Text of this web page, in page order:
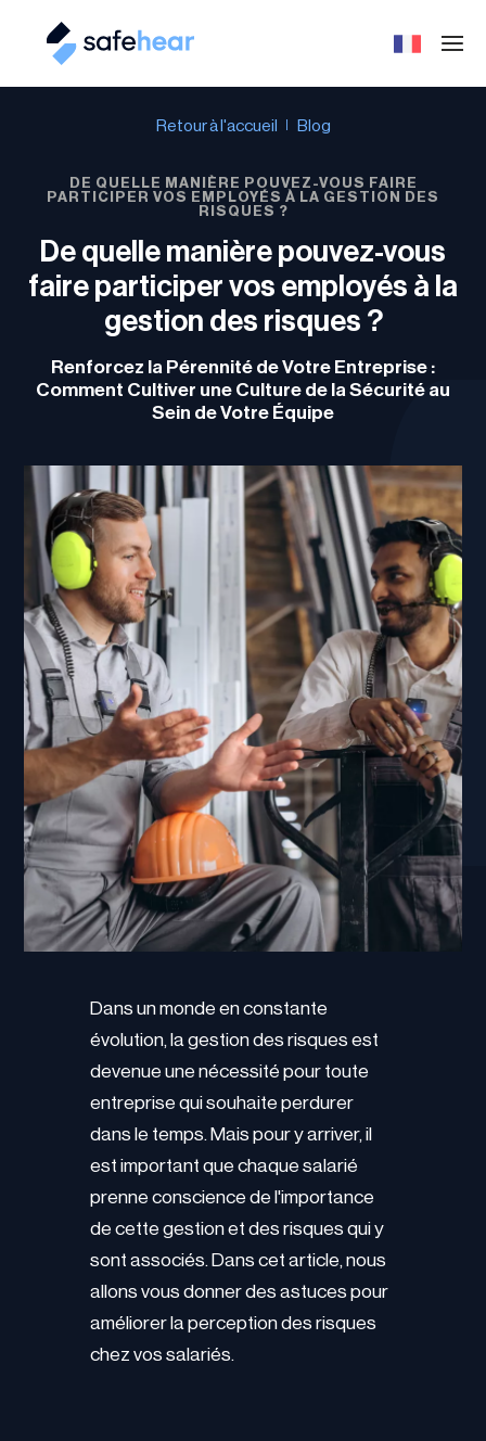
Retour à l'accueil Blog
DE QUELLE MANIÈRE POUVEZ-VOUS FAIRE
PARTICIPER VOS EMPLOYÉS À LA GESTION DES
RISQUES ?
De quelle manière pouvez-vous
faire participer vos employés à la
gestion des risques ?
Renforcez la Pérennité de Votre Entreprise :
Comment Cultiver une Culture de la Sécurité au
Sein de Votre Équipe
Dans un monde en constante
évolution, la gestion des risques est
devenue une nécessité pour toute
entreprise qui souhaite perdurer
dans le temps. Mais pour y arriver, il
est important que chaque salarié
prenne conscience de l'importance
de cette gestion et des risques qui y
sont associés. Dans cet article, nous
allons vous donner des astuces pour
améliorer la perception des risques
chez vos salariés.